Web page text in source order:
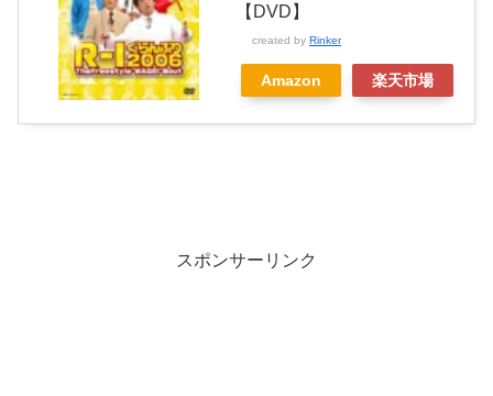
【DVD】
created by Rinker
Amazon 楽天市場
スポンサーリンク